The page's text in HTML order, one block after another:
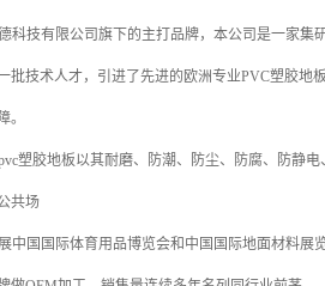
科技有限公司旗下的主打品牌，本公司是一家
批技术人才，引进了先进的欧洲专业PVC塑胶地
。
塑胶地板以其耐磨、防潮、防尘、防腐、防静
共场
中国国际体育用品博览会和中国国际地面材料